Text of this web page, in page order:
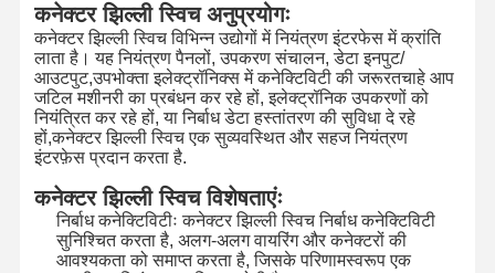
कनेक्टर झिल्ली स्विच अनुप्रयोगः
कनेक्टर झिल्ली स्विच विभिन्न उद्योगों में नियंत्रण इंटरफेस में क्रांति
लाता है। यह नियंत्रण पैनलों, उपकरण संचालन, डेटा इनपुट/
आउटपुट,उपभोक्ता इलेक्ट्रॉनिक्स में कनेक्टिविटी की जरूरतचाहे आप
जटिल मशीनरी का प्रबंधन कर रहे हों, इलेक्ट्रॉनिक उपकरणों को
नियंत्रित कर रहे हों, या निर्बाध डेटा हस्तांतरण की सुविधा दे रहे
हों,कनेक्टर झिल्ली स्विच एक सुव्यवस्थित और सहज नियंत्रण
इंटरफ़ेस प्रदान करता है.
कनेक्टर झिल्ली स्विच विशेषताएंः
निर्बाध कनेक्टिविटीः कनेक्टर झिल्ली स्विच निर्बाध कनेक्टिविटी
सुनिश्चित करता है, अलग-अलग वायरिंग और कनेक्टरों की
आवश्यकता को समाप्त करता है, जिसके परिणामस्वरूप एक